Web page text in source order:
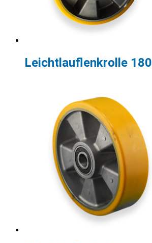
Leichtlauflenkrolle 180